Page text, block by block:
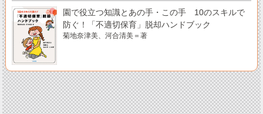
園で役立つ知識とあの手・この手 10のスキルで
防ぐ！「不適切保育」脱却ハンドブック
菊地奈津美、河合清美＝著